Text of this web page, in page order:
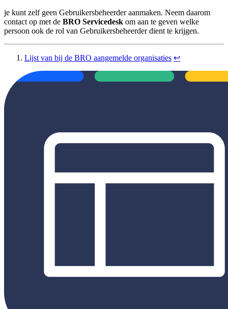
je kunt zelf geen Gebruikersbeheerder aanmaken. Neem daarom
contact op met de BRO Servicedesk om aan te geven welke
persoon ook de rol van Gebruikersbeheerder dient te krijgen.
Lijst van bij de BRO aangemelde organisaties ↩︎